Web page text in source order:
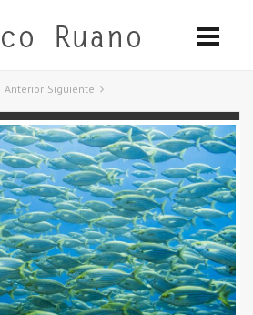
Anterior Siguiente